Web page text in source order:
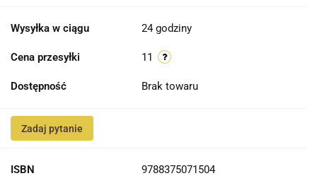
Wysyłka w ciągu 24 godziny
Cena przesyłki 11
Dostępność Brak towaru
Zadaj pytanie
ISBN 9788375071504